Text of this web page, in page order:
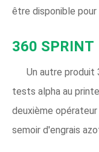
être disponible
360 SPRINT
Un autre produit
tests alpha au
deuxième opérateur
semoir d'engrais